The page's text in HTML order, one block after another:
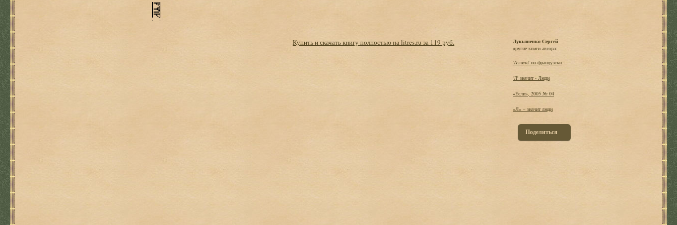
Купить и скачать книгу полностью на litres.ru за 119 руб.
Лукьяненко Сергей
другие книги автора:
'Аэлита' по-французски
'Л' значит - Люди
«Если», 2005 № 04
«Л» – значит люди
Поделиться